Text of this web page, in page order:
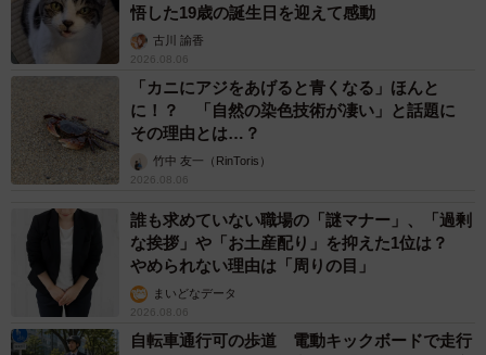
悟した19歳の誕生日を迎えて感動
古川 諭香
2026.08.06
「カニにアジをあげると青くなる」ほんと
に！？ 「自然の染色技術が凄い」と話題に
その理由とは…？
竹中 友一（RinToris）
2026.08.06
誰も求めていない職場の「謎マナー」、「過剰
な挨拶」や「お土産配り」を抑えた1位は？
やめられない理由は「周りの目」
まいどなデータ
2026.08.06
自転車通行可の歩道 電動キックボードで走行